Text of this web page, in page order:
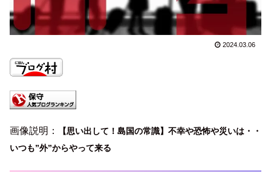
2024.03.06
画像説明：
【思い出して！島国の常識】不幸や恐怖や災いは・・
いつも”外”からやって来る